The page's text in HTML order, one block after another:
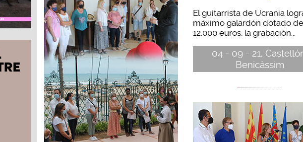
El guitarrista de Ucrania
máximo galardón dotado de
12.000 euros, la grabación...
04 - 09 - 21,
Benicàssim